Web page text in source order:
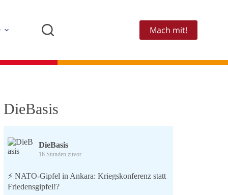
Mach mit!
DieBasis
DieBasis
16 Stunden zuvor
⚡️ NATO-Gipfel in Ankara: Kriegskonferenz statt
Friedensgipfel!?